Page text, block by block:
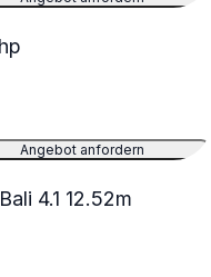
Angebot anfordern
4.1 12.52m